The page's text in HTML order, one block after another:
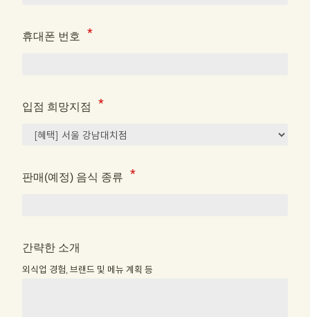
휴대폰 번호
입점 희망지점
판매(예정) 음식 종류
간략한 소개
외식업 경험, 브랜드 및 메뉴 계획 등